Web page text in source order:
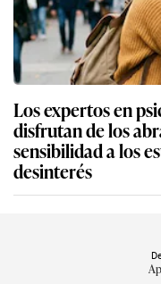
Los expertos en
disfrutan de los
sensibilidad a los
desinterés